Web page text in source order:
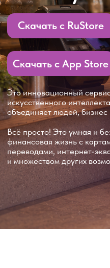
Всё просто! Это умная и безопасная
финансовая жизнь с картами, счетами,
переводами, интернет-экварингом
и множеством других возможностей.
Это инновационный сервис в области
искусственного интеллекта, который
объединяет людей, бизнес и ИИ.